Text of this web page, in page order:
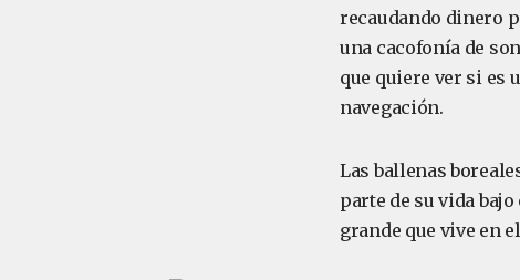
recaudando dinero
una cacofonía de
que quiere ver si es
navegación.
Las ballenas
parte de su vida
grande que vive en